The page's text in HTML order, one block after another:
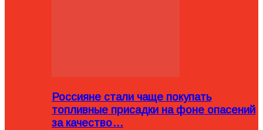
Россияне стали чаще покупать
топливные присадки на фоне опасений
за качество…